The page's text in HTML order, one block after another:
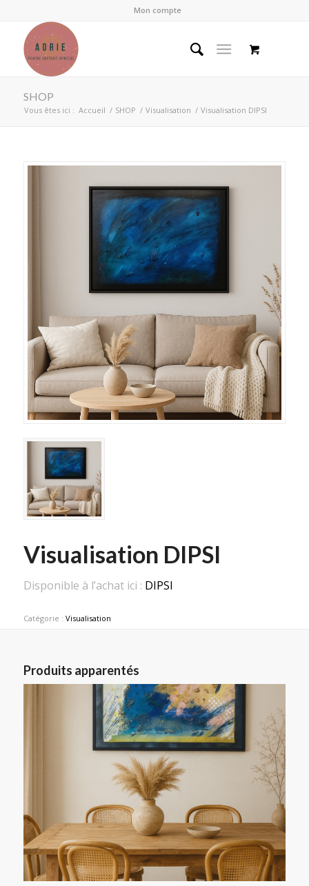
Mon compte
SHOP
Vous êtes ici : Accueil / SHOP / Visualisation / Visualisation DIPSI
Visualisation DIPSI
Disponible à l’achat ici : DIPSI
Catégorie : Visualisation
Produits apparentés